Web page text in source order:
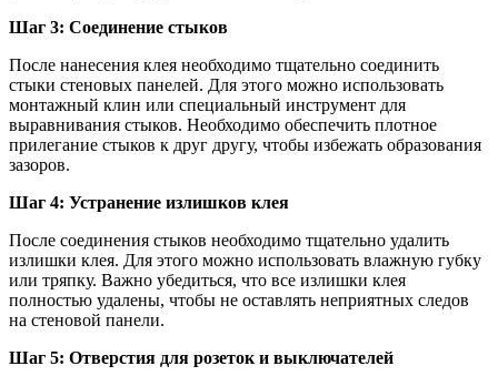
Шаг 3: Соединение стыков
После нанесения клея необходимо тщательно соединить
стыки стеновых панелей. Для этого можно использовать
монтажный клин или специальный инструмент для
выравнивания стыков. Необходимо обеспечить плотное
прилегание стыков к друг другу, чтобы избежать образования
зазоров.
Шаг 4: Устранение излишков клея
После соединения стыков необходимо тщательно удалить
излишки клея. Для этого можно использовать влажную губку
или тряпку. Важно убедиться, что все излишки клея
полностью удалены, чтобы не оставлять неприятных следов
на стеновой панели.
Шаг 5: Отверстия для розеток и выключателей